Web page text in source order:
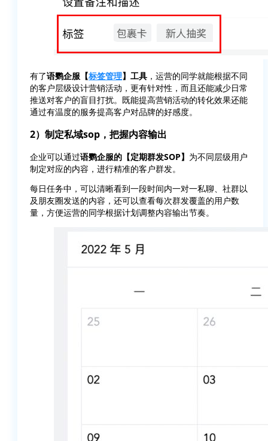
有了语鹦企服【标签管理】工具 ，运营的同学就能根据不同
的客户层级设计营销活动，更有针对性，而且还能减少日常
推送对客户的盲目打扰。既能提高营销活动的转化效果还能
通过有温度的服务提高客户对品牌的好感度。
2）制定私域sop，把握内容输出
企业可以通过语鹦企服的【定期群发SOP】 为不同层级用户
制定对应的内容，进行精准的客户群发。
每日任务中，可以清晰看到一段时间内一对一私聊、社群以
及朋友圈发送的内容，还可以查看每次群发覆盖的用户数
量，方便运营的同学根据计划调整内容输出节奏。